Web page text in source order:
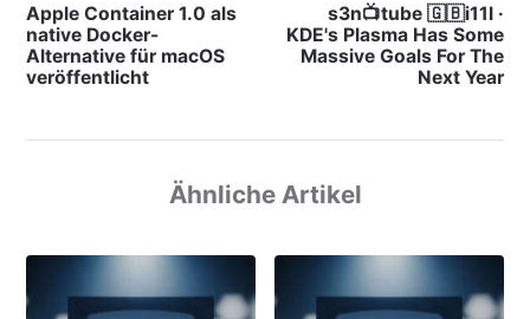
Apple Container 1.0 als
native Docker-
Alternative für macOS
veröffentlicht
s3n📺tube 🇬🇧i11l ·
KDE's Plasma Has Some
Massive Goals For The
Next Year
Ähnliche Artikel